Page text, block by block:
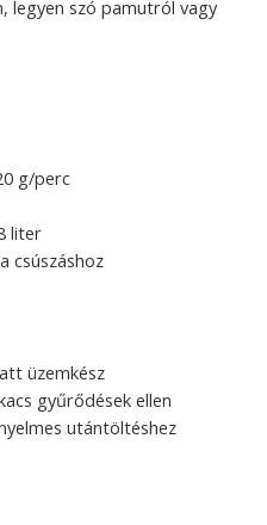
legyen szó pamutról vagy
g/perc
liter
csúszáshoz
üzemkész
gyűrődések ellen
utántöltéshez